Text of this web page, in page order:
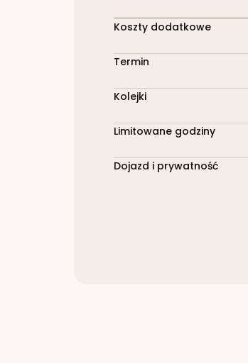
Koszty dodatkowe
Termin
Kolejki
Limitowane godziny
Dojazd i prywatność